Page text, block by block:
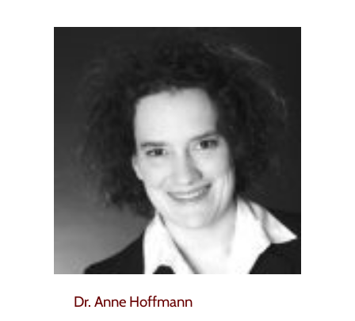
Dr. Anne Hoffmann